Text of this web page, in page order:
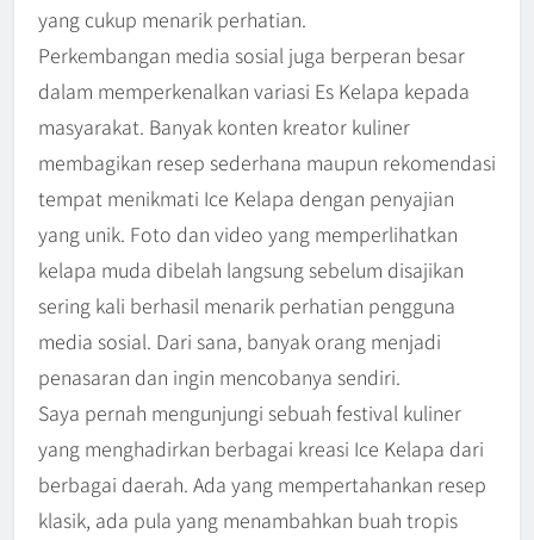
yang cukup menarik perhatian.
Perkembangan media sosial juga berperan besar
dalam memperkenalkan variasi Es Kelapa kepada
masyarakat. Banyak konten kreator kuliner
membagikan resep sederhana maupun rekomendasi
tempat menikmati Ice Kelapa dengan penyajian
yang unik. Foto dan video yang memperlihatkan
kelapa muda dibelah langsung sebelum disajikan
sering kali berhasil menarik perhatian pengguna
media sosial. Dari sana, banyak orang menjadi
penasaran dan ingin mencobanya sendiri.
Saya pernah mengunjungi sebuah festival kuliner
yang menghadirkan berbagai kreasi Ice Kelapa dari
berbagai daerah. Ada yang mempertahankan resep
klasik, ada pula yang menambahkan buah tropis